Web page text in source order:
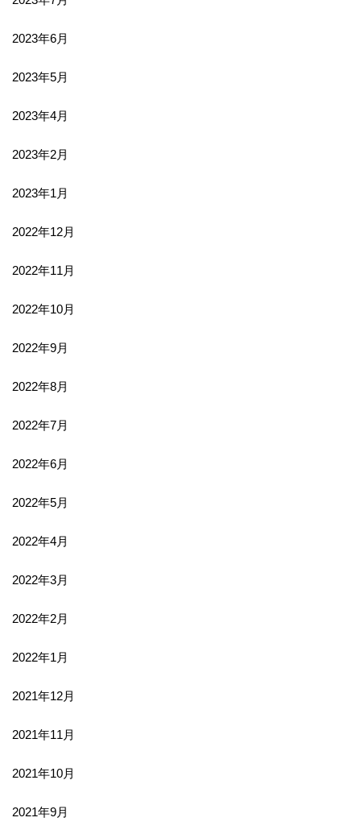
2023年6月
2023年5月
2023年4月
2023年2月
2023年1月
2022年12月
2022年11月
2022年10月
2022年9月
2022年8月
2022年7月
2022年6月
2022年5月
2022年4月
2022年3月
2022年2月
2022年1月
2021年12月
2021年11月
2021年10月
2021年9月